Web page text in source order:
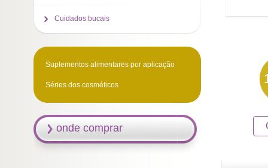
Cuidados bucais
Suplementos alimentares por aplicação
Séries dos cosméticos
onde comprar